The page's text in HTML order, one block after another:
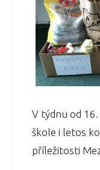
V týdnu od
škole i letos
příležitosti